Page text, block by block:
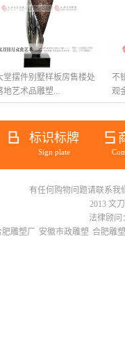
堂摆件别墅样板房售楼处
地艺术品雕塑...
不
观
标识标牌
Sign plate
有任何购物问题请联系我
2013 文
法律顾问
雕塑厂 安徽市政雕塑 合肥雕